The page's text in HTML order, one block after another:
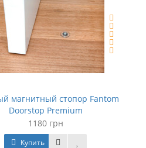
магнитный стопор Fantom
Doorstop Premium
1180 грн
Купить